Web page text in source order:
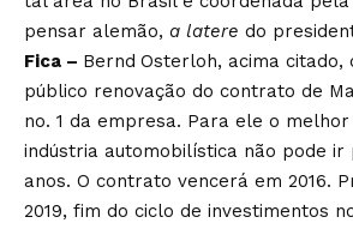
pensar alemão, a latere do
Fica – Bernd Osterloh, acima citado,
público renovação do contrato de
no. 1 da empresa. Para ele o
indústria automobilística não pode ir
anos. O contrato vencerá em 2016.
2019, fim do ciclo de investimentos